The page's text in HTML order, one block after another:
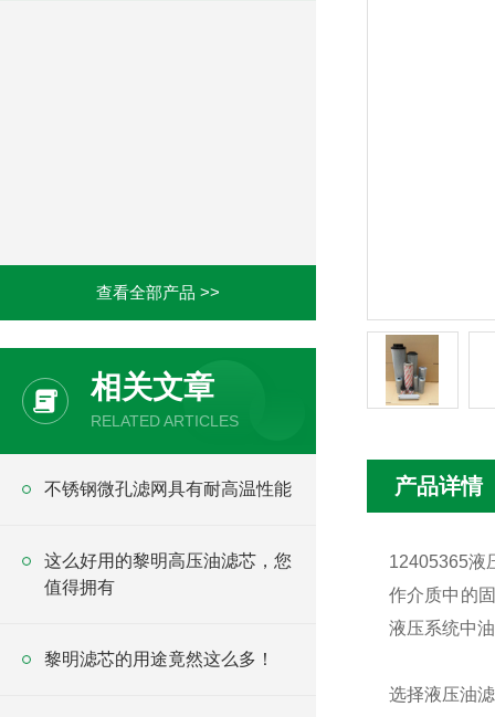
查看全部产品 >>
相关文章
RELATED ARTICLES
不锈钢微孔滤网具有耐高温性能
这么好用的黎明高压油滤芯，您
值得拥有
黎明滤芯的用途竟然这么多！
产品详情
12405365液
作介质中的
液压系统中
选择液压油